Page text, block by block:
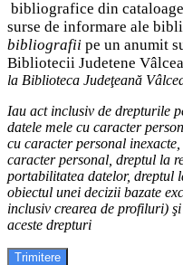
bibliografice din
surse de informare ale
bibliografii pe un anumit
Bibliotecii Judetene
la Biblioteca Judeţeană
Iau act inclusiv de drepturile
datele mele cu caracter
cu caracter personal inexacte,
caracter personal, dreptul la
portabilitatea datelor, dreptul
obiectul unei decizii bazate
inclusiv crearea de profiluri)
aceste drepturi
Trimitere